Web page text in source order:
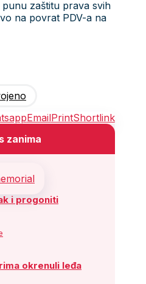
zaštitu prava svih
na povrat PDV-a na
EmailPrintShortlink
zanima
i progoniti
okrenuli leđa